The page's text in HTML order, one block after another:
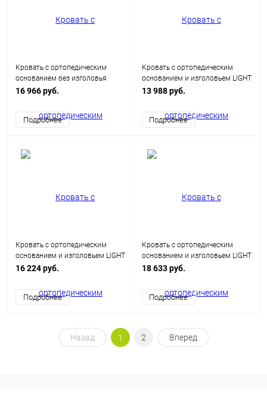
Кровать с ортопедическим
основанием без изголовья
LIGHT С-К-160
16 966 руб.
Подробнее
Кровать с ортопедическим
основанием и изголовьем LIGHT
С-КИ-90
13 988 руб.
Подробнее
Кровать с ортопедическим
основанием и изголовьем LIGHT
С-КИ-120
16 224 руб.
Подробнее
Кровать с ортопедическим
основанием и изголовьем LIGHT
С-КИ-160
18 633 руб.
Подробнее
Назад 1 2 Вперед